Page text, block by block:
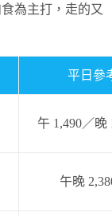
為主打，走的又
平日參
午 1,490／晚
午晚